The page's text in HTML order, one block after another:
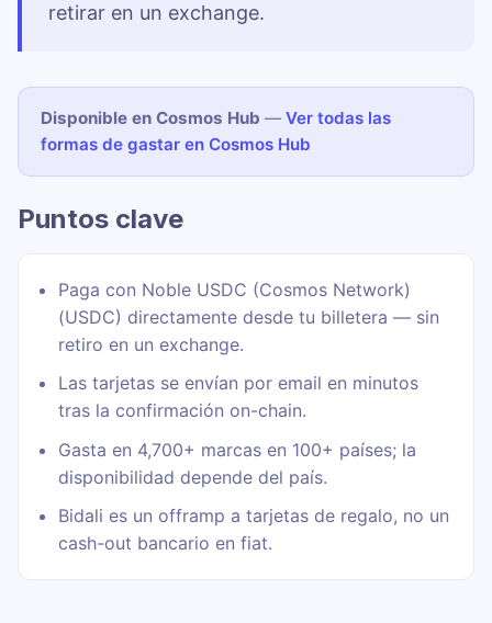
retirar en un exchange.
Disponible en Cosmos Hub — Ver todas las
formas de gastar en Cosmos Hub
Puntos clave
Paga con Noble USDC (Cosmos Network)
(USDC) directamente desde tu billetera — sin
retiro en un exchange.
Las tarjetas se envían por email en minutos
tras la confirmación on-chain.
Gasta en 4,700+ marcas en 100+ países; la
disponibilidad depende del país.
Bidali es un offramp a tarjetas de regalo, no un
cash-out bancario en fiat.